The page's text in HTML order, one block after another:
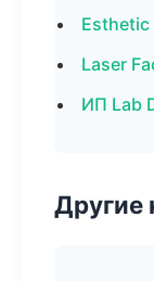
Laser
ИП Lab
Другие